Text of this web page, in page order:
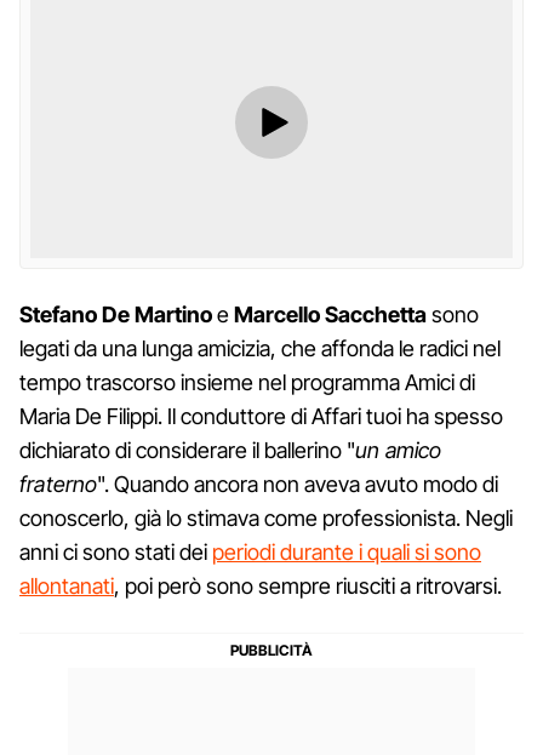
Stefano De MartinoeMarcello Sacchettasono
legati da una lunga amicizia, che affonda le radici nel
tempo trascorso insieme nel programma Amici di
Maria De Filippi. Il conduttore di Affari tuoi ha spesso
dichiarato di considerare il ballerino "un amico
fraterno". Quando ancora non aveva avuto modo di
conoscerlo, già lo stimava come professionista. Negli
anni ci sono stati dei periodi durante i quali si sono
allontanati, poi però sono sempre riusciti a ritrovarsi.